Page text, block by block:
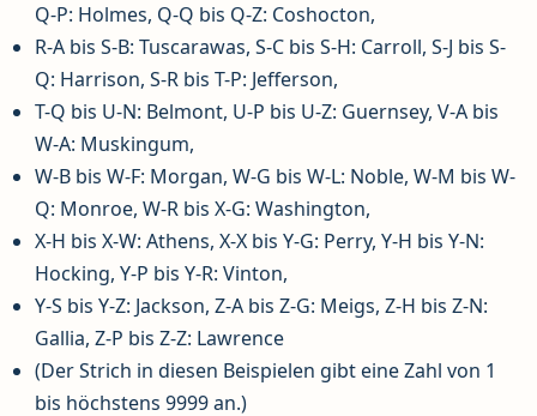
Q-P: Holmes, Q-Q bis Q-Z: Coshocton,
R-A bis S-B: Tuscarawas, S-C bis S-H: Carroll, S-J bis S-
Q: Harrison, S-R bis T-P: Jefferson,
T-Q bis U-N: Belmont, U-P bis U-Z: Guernsey, V-A bis
W-A: Muskingum,
W-B bis W-F: Morgan, W-G bis W-L: Noble, W-M bis W-
Q: Monroe, W-R bis X-G: Washington,
X-H bis X-W: Athens, X-X bis Y-G: Perry, Y-H bis Y-N:
Hocking, Y-P bis Y-R: Vinton,
Y-S bis Y-Z: Jackson, Z-A bis Z-G: Meigs, Z-H bis Z-N:
Gallia, Z-P bis Z-Z: Lawrence
(Der Strich in diesen Beispielen gibt eine Zahl von 1
bis höchstens 9999 an.)